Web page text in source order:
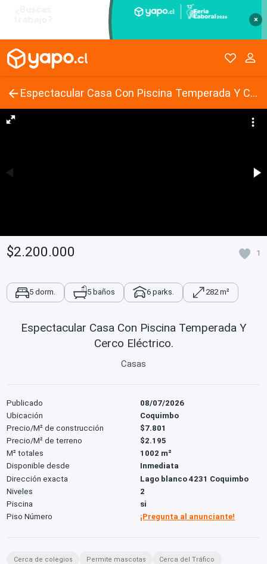
×
Espectacular Casa Con Piscina Temperada Y Cerco Eléctrico.
$2.200.000 1
5 dorm. 5 baños 6 parks. 282 m²
Espectacular Casa Con Piscina Temperada Y
Cerco Eléctrico.
Casas
Publicado
08/07/2026
Ubicación
Coquimbo
Precio/M² de construcción
$7.801
Precio/M² de terreno
$2.195
M² totales
1002 m²
Disponible desde
Inmediata
Dirección exacta
Lago blanco 4231 Coquimbo
Niveles
2
Piscina
si
Piso Número
¡Pregunta al anunciante!
Cerca de colegios Permite mascotas
Cerca del Tráfico